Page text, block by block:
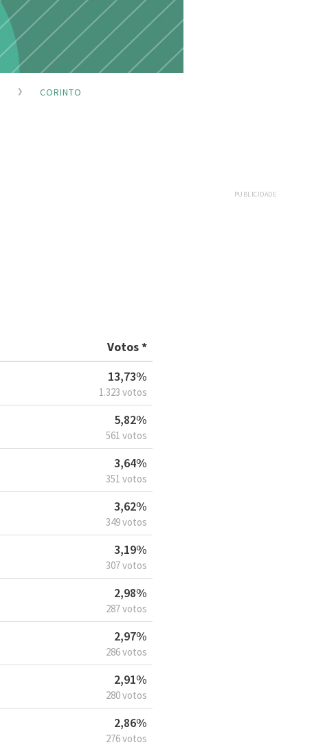
CORINTO
PUBLICIDADE
Votos *
13,73%
1.323 votos
5,82%
561 votos
3,64%
351 votos
3,62%
349 votos
3,19%
307 votos
2,98%
287 votos
2,97%
286 votos
2,91%
280 votos
2,86%
276 votos